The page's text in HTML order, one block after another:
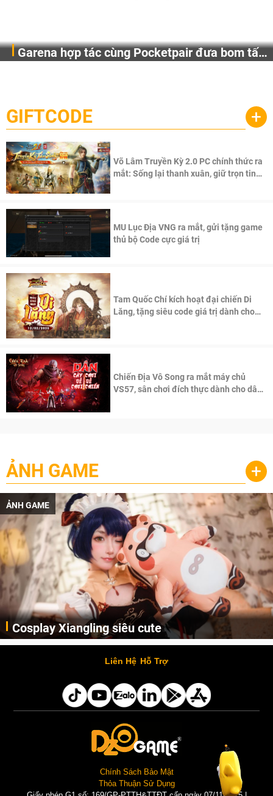
Garena hợp tác cùng Pocketpair đưa bom tấn
cầu, theo giấy phép chính thức từ công ty game Nhật Bản
Pocketpair, Inc.
GIFTCODE +
Võ Lâm Truyền Kỳ 2.0 PC chính thức ra
mắt: Sống lại thanh xuân, giữ trọn tinh
MU Lục Địa VNG ra mắt, gửi tặng game
thủ bộ Code cực giá trị
Tam Quốc Chí kích hoạt đại chiến Di
Lăng, tặng siêu code giá trị dành cho
Chiến Địa Vô Song ra mắt máy chủ
VS57, sân chơi đích thực dành cho dân
ẢNH GAME +
ẢNH GAME
Cosplay Xiangling siêu cute
Cùng thưởng thức những hình ảnh cosplay Xiangling trong Genshin Impact siêu dễ thương của người dùng Weibo "阿包也是兔娘"
Liên Hệ Hỗ Trợ
Chính Sách Bảo Mật
Thỏa Thuận Sử Dụng